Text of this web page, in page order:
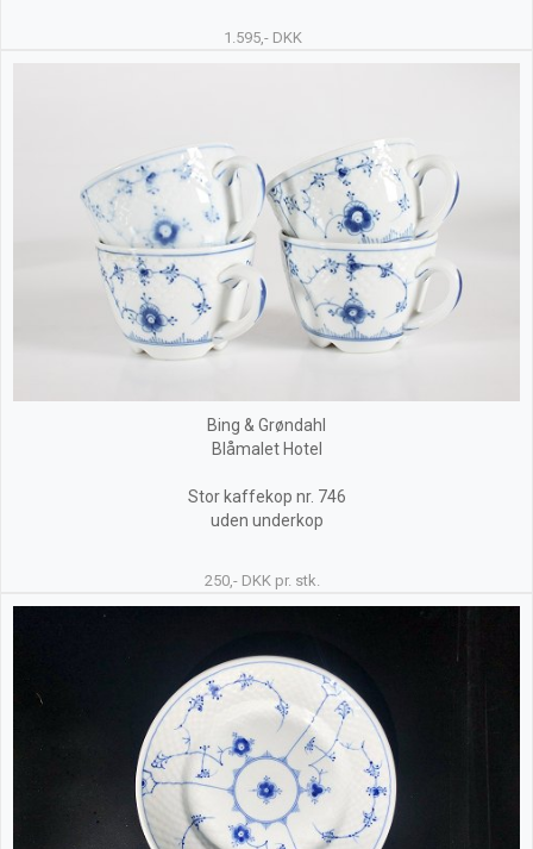
1.595,- DKK
Bing & Grøndahl
Blåmalet Hotel
Stor kaffekop nr. 746
uden underkop
250,- DKK pr. stk.